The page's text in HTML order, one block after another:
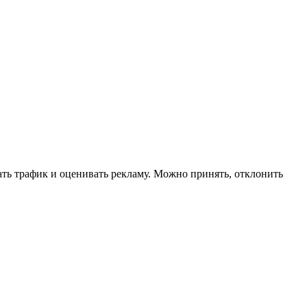
трафик и оценивать рекламу. Можно принять, отклонить